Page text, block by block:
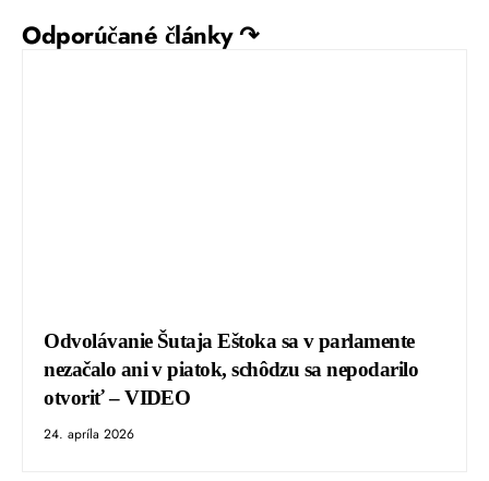
Odporúčané články ↷
Odvolávanie Šutaja Eštoka sa v parlamente
nezačalo ani v piatok, schôdzu sa nepodarilo
otvoriť – VIDEO
24. apríla 2026